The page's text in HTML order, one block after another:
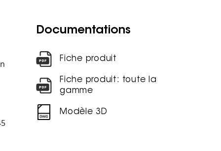
Documentations
Fiche produit
Fiche produit: toute la
gamme
Modèle 3D